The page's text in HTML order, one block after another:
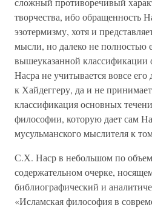
творчества, ибо обращенность
эзотермизму, хотя и
мысли, но далеко не полностью
вышеуказанной
Насра не учитывается вовсе
к Хайдеггеру, да и не
классификация основных
философии, которую дает сам
мусульманского мыслителя к
С.Х. Наср в небольшом по
содержательном очерке,
библиографический и
«Исламская философия в